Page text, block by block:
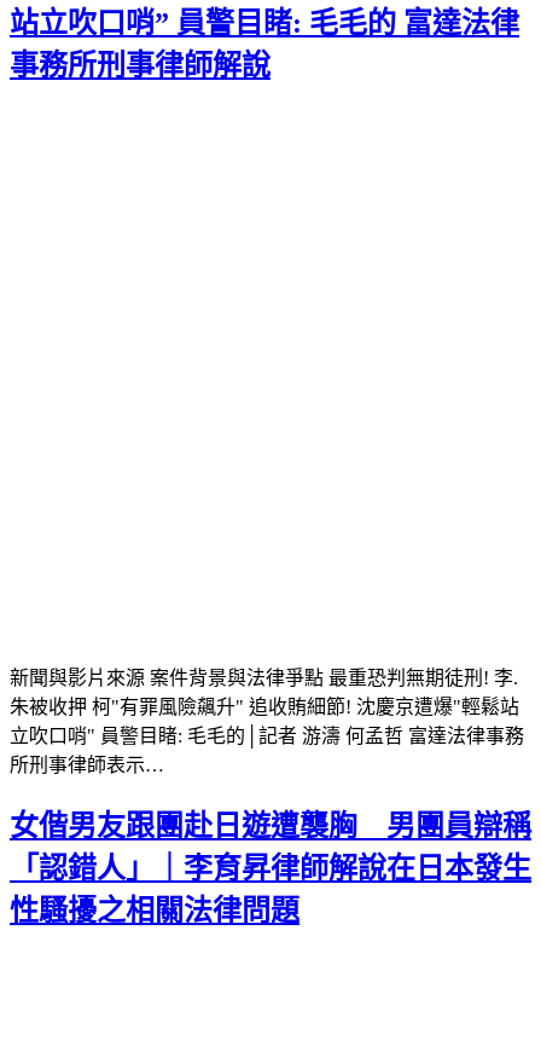
站立吹口哨” 員警目睹: 毛毛的 富達法律
事務所刑事律師解說
新聞與影片來源 案件背景與法律爭點 最重恐判無期徒刑! 李.
朱被收押 柯"有罪風險飆升" 追收賄細節! 沈慶京遭爆"輕鬆站
立吹口哨" 員警目睹: 毛毛的│記者 游濤 何孟哲 富達法律事務
所刑事律師表示…
女偕男友跟團赴日遊遭襲胸 男團員辯稱
「認錯人」｜李育昇律師解說在日本發生
性騷擾之相關法律問題